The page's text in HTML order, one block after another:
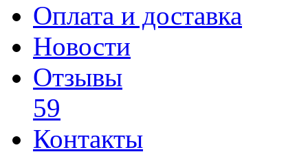
Оплата и доставка
Новости
Отзывы
59
Контакты